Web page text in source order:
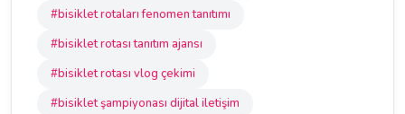
#bisiklet rotaları fenomen tanıtımı
#bisiklet rotası tanıtım ajansı
#bisiklet rotası vlog çekimi
#bisiklet şampiyonası dijital iletişim